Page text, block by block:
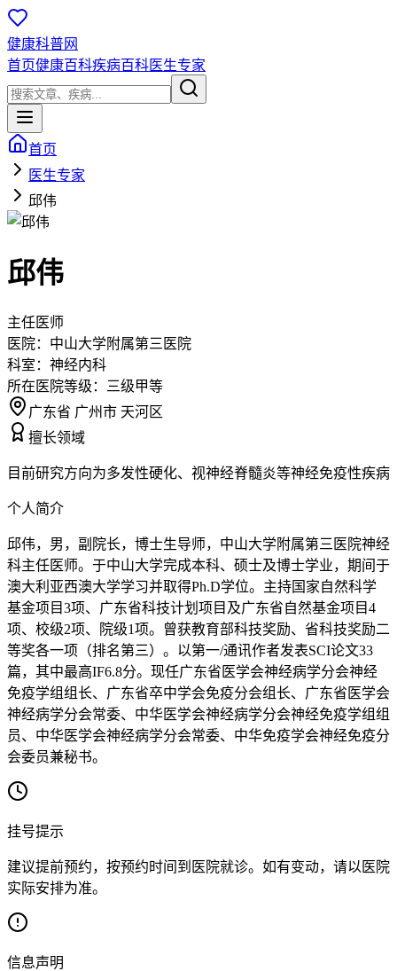
健康科普网
首页健康百科疾病百科医生专家
首页
医生专家
邱伟
邱伟
主任医师
医院： 中山大学附属第三医院
科室： 神经内科
所在医院等级：
三级甲等
广东省 广州市 天河区
擅长领域
目前研究方向为多发性硬化、视神经脊髓炎等神经免疫性疾病
个人简介
邱伟，男，副院长，博士生导师，中山大学附属第三医院神经
科主任医师。于中山大学完成本科、硕士及博士学业，期间于
澳大利亚西澳大学学习并取得Ph.D学位。主持国家自然科学
基金项目3项、广东省科技计划项目及广东省自然基金项目4
项、校级2项、院级1项。曾获教育部科技奖励、省科技奖励二
等奖各一项（排名第三）。以第一/通讯作者发表SCI论文33
篇，其中最高IF6.8分。现任广东省医学会神经病学分会神经
免疫学组组长、广东省卒中学会免疫分会组长、广东省医学会
神经病学分会常委、中华医学会神经病学分会神经免疫学组组
员、中华医学会神经病学分会常委、中华免疫学会神经免疫分
会委员兼秘书。
挂号提示
建议提前预约，按预约时间到医院就诊。如有变动，请以医院
实际安排为准。
信息声明